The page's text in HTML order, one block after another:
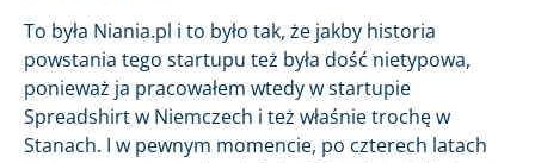
To była Niania.pl i to było tak, że jakby historia
powstania tego startupu też była dość nietypowa,
ponieważ ja pracowałem wtedy w startupie
Spreadshirt w Niemczech i też właśnie trochę w
Stanach. I w pewnym momencie, po czterech latach